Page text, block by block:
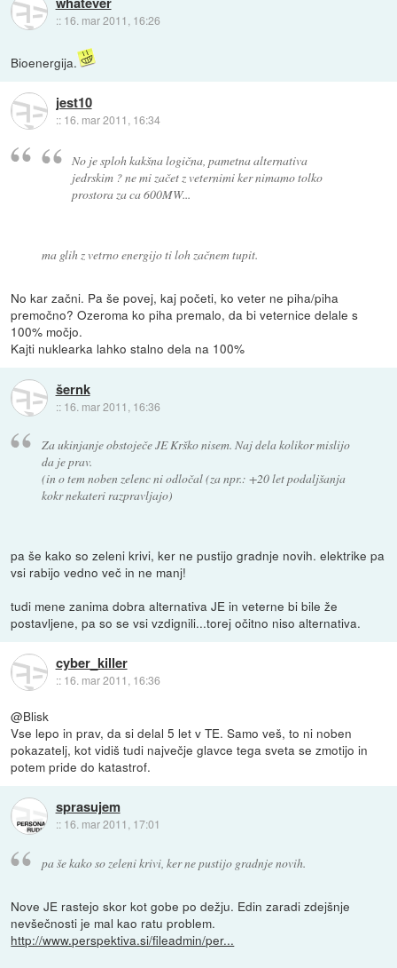
:: 16. mar 2011, 16:26
Bioenergija.
jest10
:: 16. mar 2011, 16:34
No je sploh kakšna logična, pametna alternativa
jedrskim ? ne mi začet z veternimi ker nimamo tolko
prostora za ca 600MW...
ma glih z vetrno energijo ti loh začnem tupit.
No kar začni. Pa še povej, kaj početi, ko veter ne piha/piha
premočno? Ozeroma ko piha premalo, da bi veternice delale s
100% močjo.
Kajti nuklearka lahko stalno dela na 100%
šernk
:: 16. mar 2011, 16:36
Za ukinjanje obstoječe JE Krško nisem. Naj dela kolikor mislijo
da je prav.
(in o tem noben zelenc ni odločal (za npr.: +20 let podaljšanja
kokr nekateri razpravljajo)
pa še kako so zeleni krivi, ker ne pustijo gradnje novih. elektrike pa
vsi rabijo vedno več in ne manj!
tudi mene zanima dobra alternativa JE in veterne bi bile že
postavljene, pa so se vsi vzdignili...torej očitno niso alternativa.
cyber_killer
:: 16. mar 2011, 16:36
@Blisk
Vse lepo in prav, da si delal 5 let v TE. Samo veš, to ni noben
pokazatelj, kot vidiš tudi največje glavce tega sveta se zmotijo in
potem pride do katastrof.
sprasujem
:: 16. mar 2011, 17:01
pa še kako so zeleni krivi, ker ne pustijo gradnje novih.
Nove JE rastejo skor kot gobe po dežju. Edin zaradi zdejšnje
nevšečnosti je mal kao ratu problem.
http://www.perspektiva.si/fileadmin/per...